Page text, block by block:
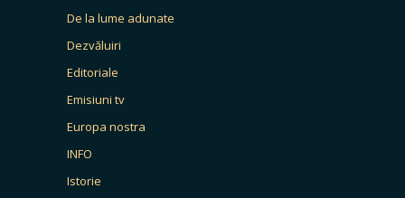
De la lume adunate
Dezvăluiri
Editoriale
Emisiuni tv
Europa nostra
INFO
Istorie